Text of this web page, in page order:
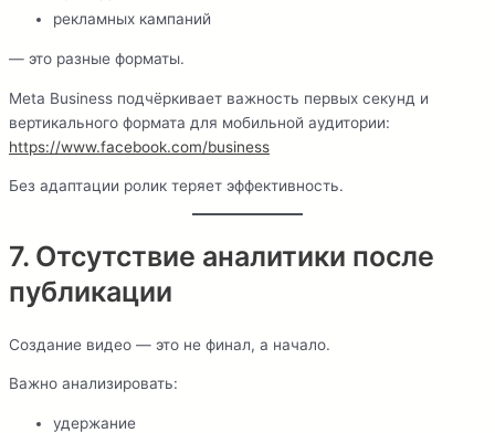
рекламных кампаний
— это разные форматы.
Meta Business подчёркивает важность первых секунд и
вертикального формата для мобильной аудитории:
https://www.facebook.com/business
Без адаптации ролик теряет эффективность.
7. Отсутствие аналитики после
публикации
Создание видео — это не финал, а начало.
Важно анализировать:
удержание